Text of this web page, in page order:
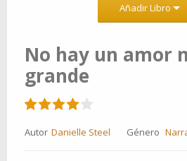
Añadir Libro
No hay un amor
grande
Autor Danielle Steel Género